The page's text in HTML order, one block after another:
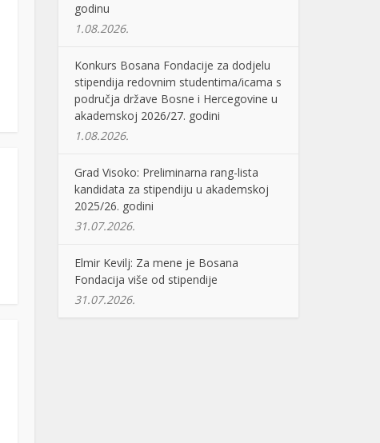
godinu
1.08.2026.
Konkurs Bosana Fondacije za dodjelu
stipendija redovnim studentima/icama s
područja države Bosne i Hercegovine u
akademskoj 2026/27. godini
1.08.2026.
Grad Visoko: Preliminarna rang-lista
kandidata za stipendiju u akademskoj
2025/26. godini
31.07.2026.
Elmir Kevilj: Za mene je Bosana
Fondacija više od stipendije
31.07.2026.